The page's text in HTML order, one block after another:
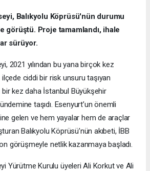
Balıkyolu Köprüsü'nün durumu
görüştü. Proje tamamlandı, ihale
sürüyor.
2021 yılından bu yana birçok kez
ciddi bir risk unsuru taşıyan
bir kez daha İstanbul Büyükşehir
taşıdı. Esenyurt’un önemli
gelen ve hem yayalar hem de araçlar
Balıkyolu Köprüsü’nün akıbeti, İBB
görüşmeyle netlik kazanmaya başladı.
Yürütme Kurulu üyeleri Ali Korkut ve Ali